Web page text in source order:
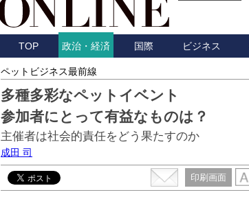
TOP 政治・経済 国際 ビジネス
ペットビジネス最前線
多種多彩なペットイベント
参加者にとって有益なものは？
主催者は社会的責任をどう果たすのか
成田 司
印刷画面